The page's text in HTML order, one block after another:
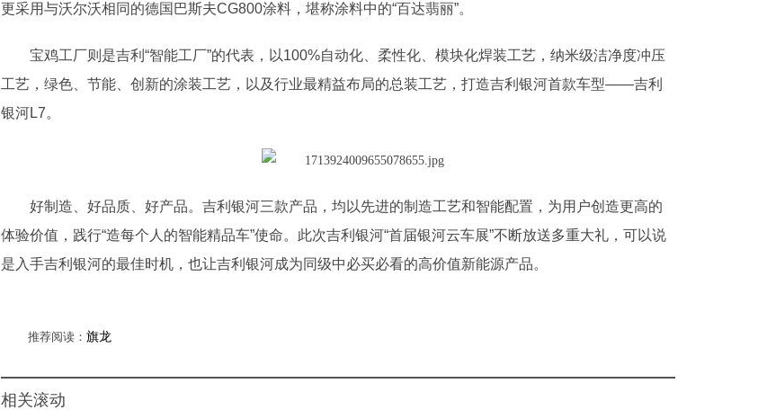
更采用与沃尔沃相同的德国巴斯夫CG800涂料，堪称涂料中的“百达翡丽”。
宝鸡工厂则是吉利“智能工厂”的代表，以100%自动化、柔性化、模块化焊装工艺，纳米级洁净度冲压
工艺，绿色、节能、创新的涂装工艺，以及行业最精益布局的总装工艺，打造吉利银河首款车型——吉利
银河L7。
好制造、好品质、好产品。吉利银河三款产品，均以先进的制造工艺和智能配置，为用户创造更高的
体验价值，践行“造每个人的智能精品车”使命。此次吉利银河“首届银河云车展”不断放送多重大礼，可以说
是入手吉利银河的最佳时机，也让吉利银河成为同级中必买必看的高价值新能源产品。
推荐阅读： 旗龙
相关滚动